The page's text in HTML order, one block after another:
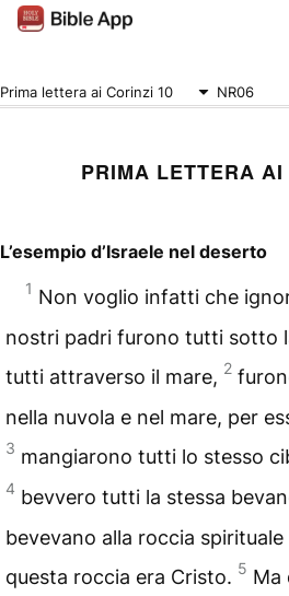
Prima lettera ai Corinzi 10 NR06
PRIMA LETTERA
L’esempio d’Israele nel deserto
1 Non voglio infatti che
nostri padri furono tutti sotto
tutti attraverso il mare, 2
nella nuvola e nel mare, per
3 mangiarono tutti lo stesso
4 bevvero tutti la stessa
bevevano alla roccia spirituale
questa roccia era Cristo. 5 Ma